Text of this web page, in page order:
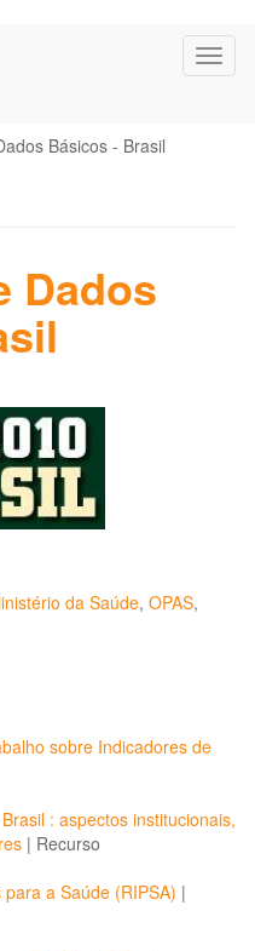
Básicos - Brasil
Dados
da Saúde, OPAS,
sobre Indicadores de
: aspectos institucionais,
| Recurso
a Saúde (RIPSA) |